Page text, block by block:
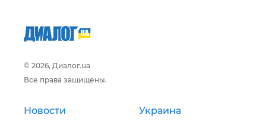
© 2026, Диалог.ua
Все права защищены.
Новости Украина